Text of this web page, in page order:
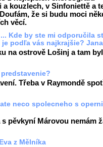
a kouzlech, v Sinfoniettě a
že si budu moci
věcí.
Kde by ste mi odporučila
podľa vás najkrajšie?
na ostrově Lošinj a tam
Třeba v Raymondě
neco spolecneho s operni
pěvkyní Márovou nemám
z Mělníka